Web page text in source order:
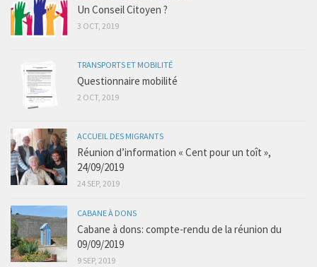
Un Conseil Citoyen ?
3 OCT, 2019
TRANSPORTS ET MOBILITÉ
Questionnaire mobilité
2 OCT, 2019
ACCUEIL DES MIGRANTS
Réunion d’information « Cent pour un toît »,
24/09/2019
24 SEP, 2019
CABANE À DONS
Cabane à dons: compte-rendu de la réunion du
09/09/2019
9 SEP, 2019